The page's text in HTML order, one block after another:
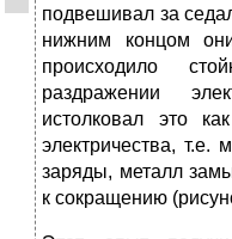
подвешивал за
нижним концом
происходило
раздражении
истолковал это
электричества,
заряды, металл
к сокращению